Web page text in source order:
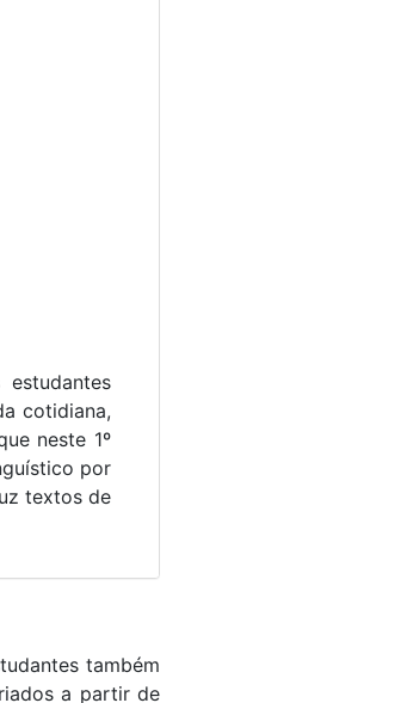
cotidiana,
neste 1º
por
textos de
também
a partir de